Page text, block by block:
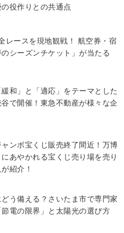
役作りとの共通点
レースを現地観戦！ 航空券・宿
シーズンチケット」が当たる
和」と「適応」をテーマとした
で開催！東急不動産が様々な企
ンボ宝くじ販売終了間近！万博
あやかれる宝くじ売り場を売り
紹介！
う備える？さいたま市で専門家
電の限界」と太陽光の選び方